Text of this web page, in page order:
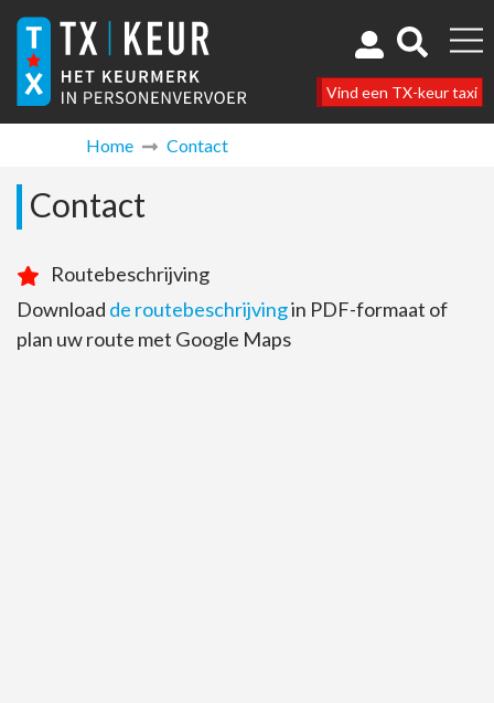
Vind een TX-keur taxi
Home Contact
Contact
Routebeschrijving
Download de routebeschrijvingin PDF-formaat of
plan uw route met Google Maps